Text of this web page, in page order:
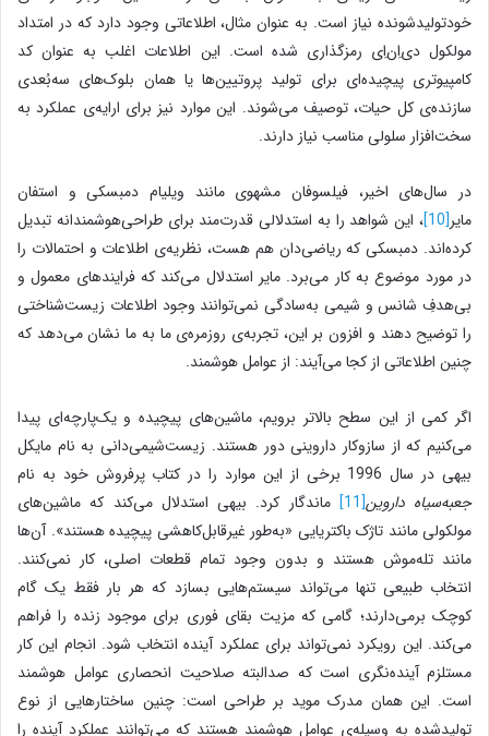
خودتولید‌شونده نیاز است. به عنوان مثال، اطلاعاتی وجود دارد که در امتداد
مولکول دی‌اِن‌اِی رمزگذاری شده است. این اطلاعات اغلب به عنوان کد
کامپیوتری پیچیده‌ای برای تولید پروتیین‌ها یا همان بلوک‌های سه‌بُعدی
سازنده‌ی کل حیات، توصیف می‌شوند. این موارد نیز برای ارایه‌ی عملکرد به
سخت‌افزار سلولی مناسب نیاز دارند.
در سال‌های اخیر، فیلسوفان مشهوی مانند ویلیام دمبسکی و استفان
مایر[10]
، این شواهد را به استدلالی قدرت‌مند برای طراحی‌هوشمندانه تبدیل
کرده‌اند. دمبسکی که ریاضی‌دان هم هست، نظریه‌ی اطلاعات و احتمالات را
در مورد موضوع به کار می‌برد. مایر استدلال می‌کند که فرایندهای معمول و
بی‌هدفِ شانس و شیمی به‌سادگی نمی‌توانند وجود اطلاعات زیست‌شناختی
را توضیح دهند و افزون بر این، تجربه‌ی روزمره‌ی ما به ما نشان می‌دهد که
چنین اطلاعاتی از کجا می‌آیند: از عوامل هوشمند.
اگر کمی از این سطح بالاتر برویم، ماشین‌های پیچیده و یک‌پارچه‌ای پیدا
می‌کنیم که از سازوکار داروینی دور هستند. زیست‌شیمی‌دانی به نام مایکل
بیهی در سال 1996 برخی از این موارد را در کتاب پرفروش خود به نام
جعبه‌سیاه داروین[11]
ماندگار کرد. بیهی استدلال می‌کند که ماشین‌های
مولکولی مانند تاژک باکتریایی «به‌طور غیرقابل‌کاهشی پیچیده هستند». آن‌ها
مانند تله‌موش هستند و بدون وجود تمام قطعات اصلی، کار نمی‌کنند.
انتخاب طبیعی تنها می‌تواند سیستم‌هایی بسازد که هر بار فقط یک گام
کوچک برمی‌دارند؛ گامی که مزیت بقای فوری برای موجود زنده را فراهم
می‌کند. این رویکرد نمی‌تواند برای عملکرد آینده انتخاب شود. انجام این کار
مستلزم آینده‌نگری است که صدالبته صلاحیت انحصاری عوامل هوشمند
است. این همان مدرک موید بر طراحی است: چنین ساختارهایی از نوع
تولید‌شده به وسیله‌ی عوامل هوشمند هستند که می‌توانند عملکرد آینده را